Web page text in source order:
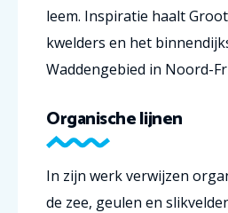
leem. Inspiratie haalt
kwelders en het
Waddengebied in Noord-
Organische lijnen
In zijn werk verwijzen
de zee, geulen en